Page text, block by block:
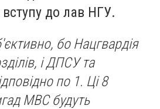
до лав НГУ.
бо Нацгвардія
і ДПСУ та
по 1. Ці 8
МВС будуть